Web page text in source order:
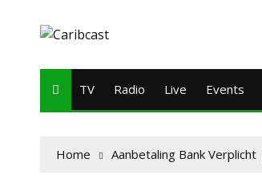
TV Radio Live Events
Home Aanbetaling Bank